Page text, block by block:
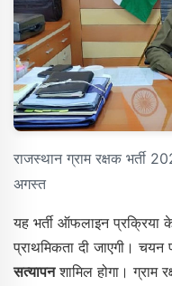
राजस्थान ग्राम रक्षक भर्ती
अगस्त
यह भर्ती ऑफलाइन प्रक्रिया
प्राथमिकता दी जाएगी। चयन
सत्यापनशामिल होगा। ग्राम